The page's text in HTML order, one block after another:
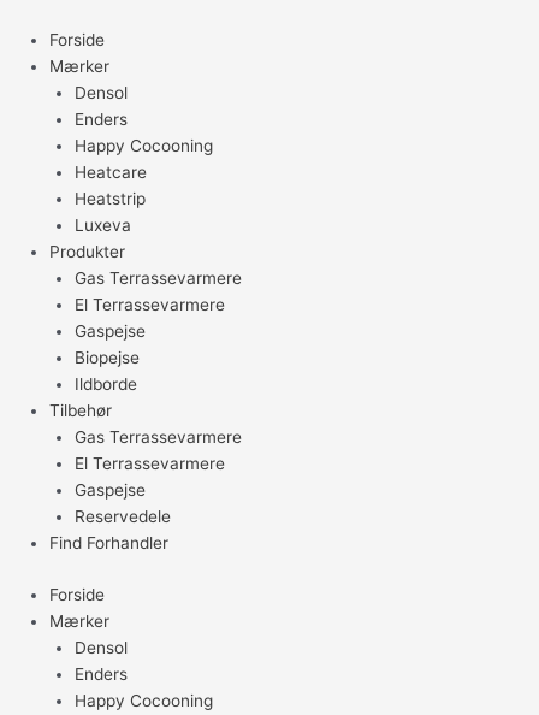
indholdet
Forside
Mærker
Densol
Enders
Happy Cocooning
Heatcare
Heatstrip
Luxeva
Produkter
Gas Terrassevarmere
El Terrassevarmere
Gaspejse
Biopejse
Ildborde
Tilbehør
Gas Terrassevarmere
El Terrassevarmere
Gaspejse
Reservedele
Find Forhandler
Forside
Mærker
Densol
Enders
Happy Cocooning